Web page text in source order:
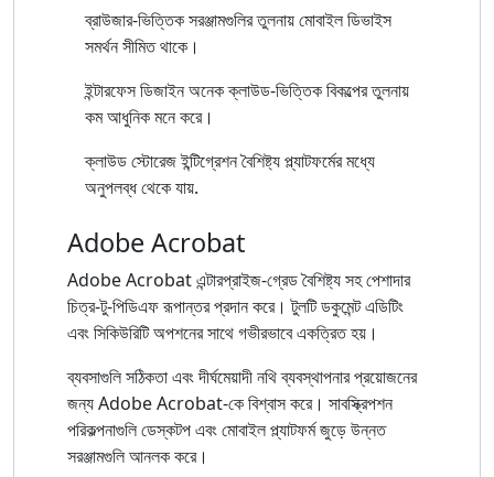
ব্রাউজার-ভিত্তিক সরঞ্জামগুলির তুলনায় মোবাইল ডিভাইস
সমর্থন সীমিত থাকে।
ইন্টারফেস ডিজাইন অনেক ক্লাউড-ভিত্তিক বিকল্পের তুলনায়
কম আধুনিক মনে করে।
ক্লাউড স্টোরেজ ইন্টিগ্রেশন বৈশিষ্ট্য প্ল্যাটফর্মের মধ্যে
অনুপলব্ধ থেকে যায়.
Adobe Acrobat
Adobe Acrobat এন্টারপ্রাইজ-গ্রেড বৈশিষ্ট্য সহ পেশাদার
চিত্র-টু-পিডিএফ রূপান্তর প্রদান করে। টুলটি ডকুমেন্ট এডিটিং
এবং সিকিউরিটি অপশনের সাথে গভীরভাবে একত্রিত হয়।
ব্যবসাগুলি সঠিকতা এবং দীর্ঘমেয়াদী নথি ব্যবস্থাপনার প্রয়োজনের
জন্য Adobe Acrobat-কে বিশ্বাস করে। সাবস্ক্রিপশন
পরিকল্পনাগুলি ডেস্কটপ এবং মোবাইল প্ল্যাটফর্ম জুড়ে উন্নত
সরঞ্জামগুলি আনলক করে।